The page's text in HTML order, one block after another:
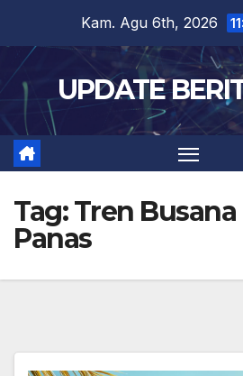
content
Kam. Agu 6th, 2026
UPDATE
Tag:Tren
Panas